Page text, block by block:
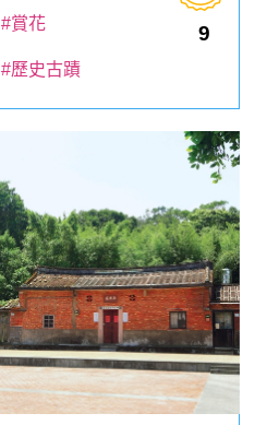
9
#賞花
#歷史古蹟